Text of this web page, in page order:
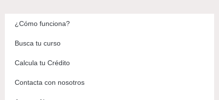
¿Cómo funciona?
Busca tu curso
Calcula tu Crédito
Contacta con nosotros